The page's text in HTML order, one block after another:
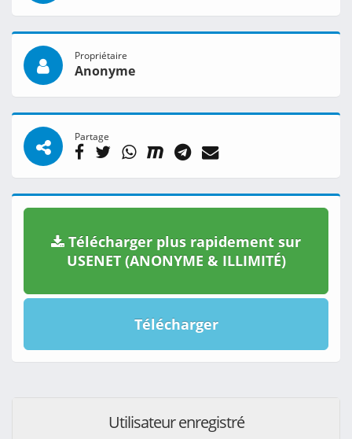
Propriétaire
Anonyme
Partage
Télécharger plus rapidement sur
USENET (ANONYME & ILLIMITÉ)
Télécharger
Utilisateur enregistré